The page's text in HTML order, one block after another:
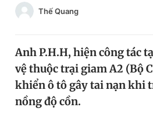
Chào ngày mới
Video
Thế Quang
Anh P.H.H, hiện công tác
vệ thuộc trại giam A2 (Bộ
khiển ô tô gây tai nạn khi
nồng độ cồn.